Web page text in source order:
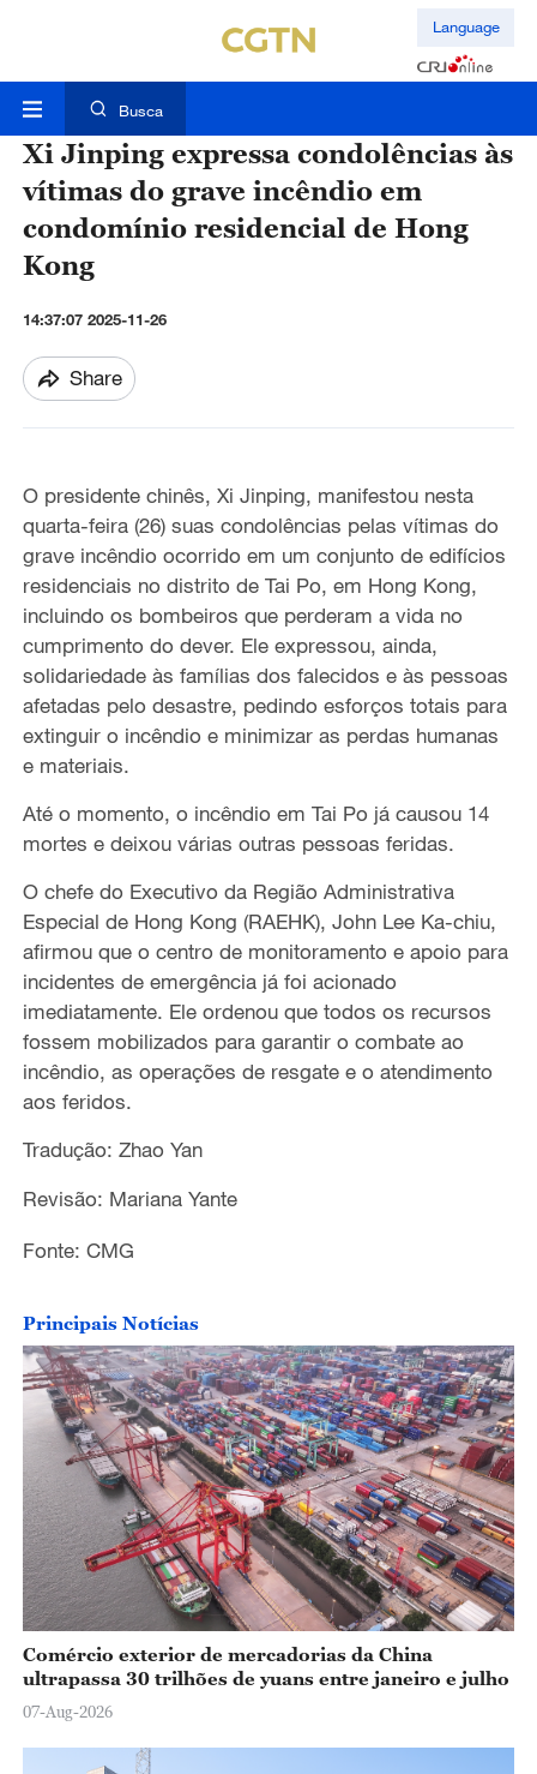
Language
Busca
Xi Jinping expressa condolências às
vítimas do grave incêndio em
condomínio residencial de Hong
Kong
14:37:07 2025-11-26
Share
O presidente chinês, Xi Jinping, manifestou nesta
quarta-feira (26) suas condolências pelas vítimas do
grave incêndio ocorrido em um conjunto de edifícios
residenciais no distrito de Tai Po, em Hong Kong,
incluindo os bombeiros que perderam a vida no
cumprimento do dever. Ele expressou, ainda,
solidariedade às famílias dos falecidos e às pessoas
afetadas pelo desastre, pedindo esforços totais para
extinguir o incêndio e minimizar as perdas humanas
e materiais.
Até o momento, o incêndio em Tai Po já causou 14
mortes e deixou várias outras pessoas feridas.
O chefe do Executivo da Região Administrativa
Especial de Hong Kong (RAEHK), John Lee Ka-chiu,
afirmou que o centro de monitoramento e apoio para
incidentes de emergência já foi acionado
imediatamente. Ele ordenou que todos os recursos
fossem mobilizados para garantir o combate ao
incêndio, as operações de resgate e o atendimento
aos feridos.
Tradução: Zhao Yan
Revisão: Mariana Yante
Fonte: CMG
Principais Notícias
Comércio exterior de mercadorias da China
ultrapassa 30 trilhões de yuans entre janeiro e julho
07-Aug-2026